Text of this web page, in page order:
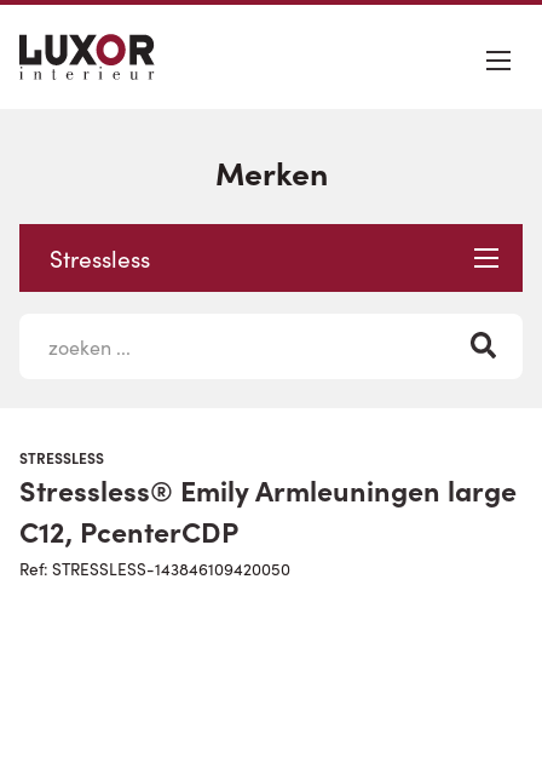
Merken
Stressless
STRESSLESS
Stressless® Emily Armleuningen large
C12, PcenterCDP
Ref: STRESSLESS-143846109420050